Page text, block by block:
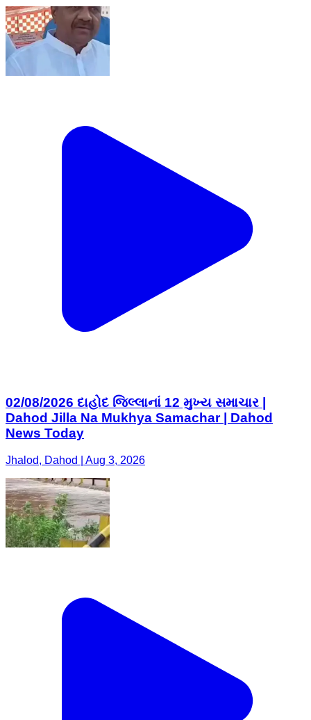
02/08/2026 દાહોદ જિલ્લાનાં 12 મુખ્ય સમાચાર |
Dahod Jilla Na Mukhya Samachar | Dahod
News Today
Jhalod, Dahod | Aug 3, 2026